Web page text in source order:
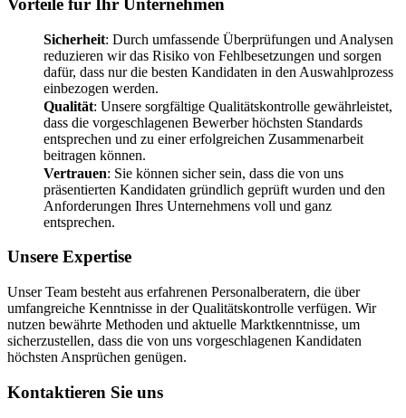
Vorteile für Ihr Unternehmen
Sicherheit: Durch umfassende Überprüfungen und Analysen
reduzieren wir das Risiko von Fehlbesetzungen und sorgen
dafür, dass nur die besten Kandidaten in den Auswahlprozess
einbezogen werden.
Qualität: Unsere sorgfältige Qualitätskontrolle gewährleistet,
dass die vorgeschlagenen Bewerber höchsten Standards
entsprechen und zu einer erfolgreichen Zusammenarbeit
beitragen können.
Vertrauen: Sie können sicher sein, dass die von uns
präsentierten Kandidaten gründlich geprüft wurden und den
Anforderungen Ihres Unternehmens voll und ganz
entsprechen.
Unsere Expertise
Unser Team besteht aus erfahrenen Personalberatern, die über
umfangreiche Kenntnisse in der Qualitätskontrolle verfügen. Wir
nutzen bewährte Methoden und aktuelle Marktkenntnisse, um
sicherzustellen, dass die von uns vorgeschlagenen Kandidaten
höchsten Ansprüchen genügen.
Kontaktieren Sie uns